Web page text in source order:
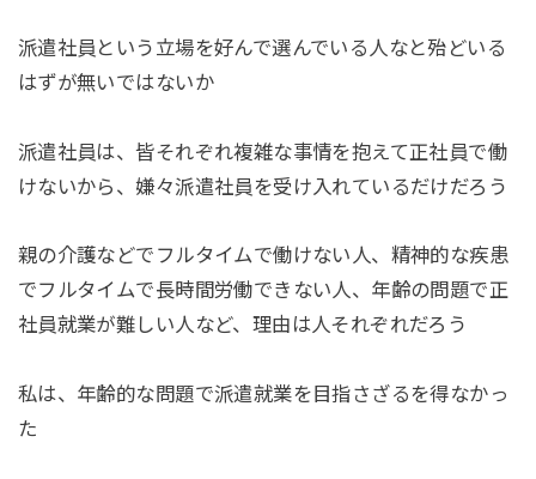
派遣社員という立場を好んで選んでいる人なと殆どいる
はずが無いではないか
派遣社員は、皆それぞれ複雑な事情を抱えて正社員で働
けないから、嫌々派遣社員を受け入れているだけだろう
親の介護などでフルタイムで働けない人、精神的な疾患
でフルタイムで長時間労働できない人、年齢の問題で正
社員就業が難しい人など、理由は人それぞれだろう
私は、年齢的な問題で派遣就業を目指さざるを得なかっ
た